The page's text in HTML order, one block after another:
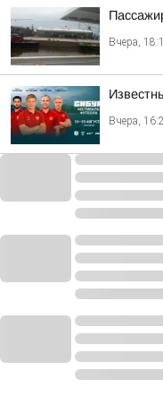
Вчера,
Вчера,